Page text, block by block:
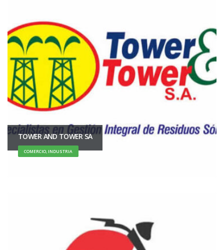
TOWER AND TOWER SA
COMERCIO, INDUSTRIA